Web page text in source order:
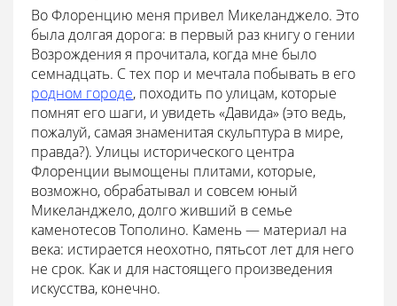
Во Флоренцию меня привел Микеланджело. Это
была долгая дорога: в первый раз книгу о гении
Возрождения я прочитала, когда мне было
семнадцать. С тех пор и мечтала побывать в его
родном городе, походить по улицам, которые
помнят его шаги, и увидеть «Давида» (это ведь,
пожалуй, самая знаменитая скульптура в мире,
правда?). Улицы исторического центра
Флоренции вымощены плитами, которые,
возможно, обрабатывал и совсем юный
Микеланджело, долго живший в семье
каменотесов Тополино. Камень — материал на
века: истирается неохотно, пятьсот лет для него
не срок. Как и для настоящего произведения
искусства, конечно.